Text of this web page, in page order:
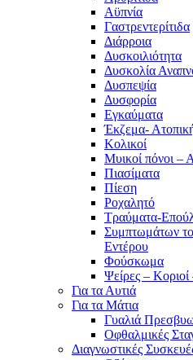
Αϋπνία
Γαστρεντερίτιδα
Διάρροια
Δυσκοιλιότητα
Δυσκολία
Δυσπεψία
Δυσφορία
Εγκαύματα
Έκζεμα-
Κολικοί
Μυικοί πόνοι –
Πιασίματα
Πίεση
Ροχαλητό
Τραύματα-
Συμπτωμάτων
Εντέρου
Φούσκωμα
Ψείρες –
Για τα Αυτιά
Για τα Μάτια
Γυαλιά
Οφθαλμικές
Διαγνωστικές